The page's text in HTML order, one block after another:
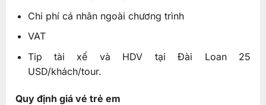
Chi phí cá nhân ngoài chương trình
VAT
Tip tài xế và HDV tại Đài Loan 25
USD/khách/tour.
Quy định giá vé trẻ em